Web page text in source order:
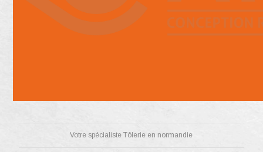
Votre spécialiste Tôlerie en normandie